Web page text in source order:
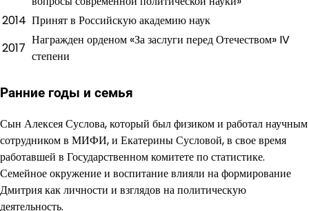
2014 Принят в Российскую академию наук
2017
Награжден орденом «За заслуги перед Отечеством» IV
степени
Ранние годы и семья
Сын Алексея Суслова, который был физиком и работал научным
сотрудником в МИФИ, и Екатерины Сусловой, в свое время
работавшей в Государственном комитете по статистике.
Семейное окружение и воспитание влияли на формирование
Дмитрия как личности и взглядов на политическую
деятельность.